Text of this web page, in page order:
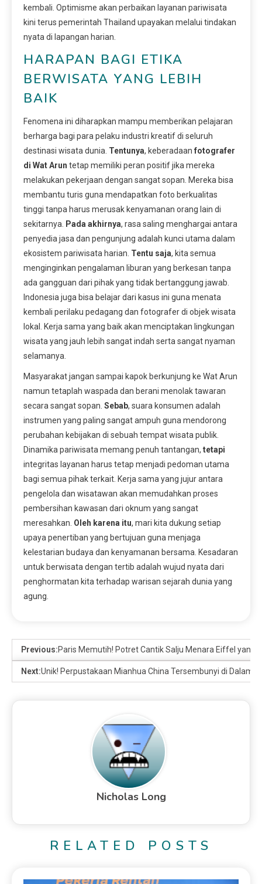
kembali. Optimisme akan perbaikan layanan pariwisata
kini terus pemerintah Thailand upayakan melalui tindakan
nyata di lapangan harian.
HARAPAN BAGI ETIKA
BERWISATA YANG LEBIH
BAIK
Fenomena ini diharapkan mampu memberikan pelajaran
berharga bagi para pelaku industri kreatif di seluruh
destinasi wisata dunia. Tentunya, keberadaan fotografer
di Wat Arun tetap memiliki peran positif jika mereka
melakukan pekerjaan dengan sangat sopan. Mereka bisa
membantu turis guna mendapatkan foto berkualitas
tinggi tanpa harus merusak kenyamanan orang lain di
sekitarnya.
Pada akhirnya, rasa saling menghargai antara
penyedia jasa dan pengunjung adalah kunci utama dalam
ekosistem pariwisata harian. Tentu saja, kita semua
menginginkan pengalaman liburan yang berkesan tanpa
ada gangguan dari pihak yang tidak bertanggung jawab.
Indonesia juga bisa belajar dari kasus ini guna menata
kembali perilaku pedagang dan fotografer di objek wisata
lokal. Kerja sama yang baik akan menciptakan lingkungan
wisata yang jauh lebih sangat indah serta sangat nyaman
selamanya.
Masyarakat jangan sampai kapok berkunjung ke Wat Arun
namun tetaplah waspada dan berani menolak tawaran
secara sangat sopan. Sebab, suara konsumen adalah
instrumen yang paling sangat ampuh guna mendorong
perubahan kebijakan di sebuah tempat wisata publik.
Dinamika pariwisata memang penuh tantangan, tetapi
integritas layanan harus tetap menjadi pedoman utama
bagi semua pihak terkait. Kerja sama yang jujur antara
pengelola dan wisatawan akan memudahkan proses
pembersihan kawasan dari oknum yang sangat
meresahkan. Oleh karena itu, mari kita dukung setiap
upaya penertiban yang bertujuan guna menjaga
kelestarian budaya dan kenyamanan bersama. Kesadaran
untuk berwisata dengan tertib adalah wujud nyata dari
penghormatan kita terhadap warisan sejarah dunia yang
agung.
Previous:Paris Memutih! Potret Cantik Salju Menara Eiffel yang
Next:Unik! Perpustakaan Mianhua China Tersembunyi di Dalam
Nicholas Long
RELATED POSTS